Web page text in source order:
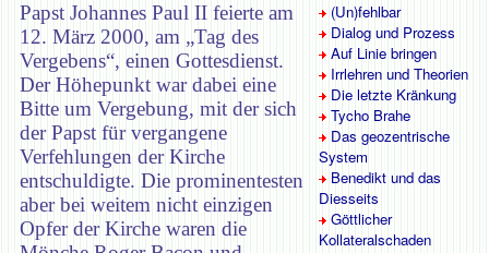
Papst Johannes Paul II feierte am
12. März 2000, am „Tag des
Vergebens“, einen Gottesdienst.
Der Höhepunkt war dabei eine
Bitte um Vergebung, mit der sich
der Papst für vergangene
Verfehlungen der Kirche
entschuldigte. Die prominentesten
aber bei weitem nicht einzigen
Opfer der Kirche waren die
(Un)fehlbar
Dialog und Prozess
Auf Linie bringen
Irrlehren und Theorien
Die letzte Kränkung
Tycho Brahe
Das geozentrische
System
Benedikt und das
Diesseits
Göttlicher
Kollateralschaden